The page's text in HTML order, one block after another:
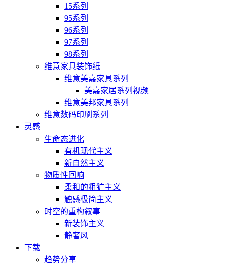
15系列
95系列
96系列
97系列
98系列
维意家具装饰纸
维意美嘉家具系列
美嘉家居系列视频
维意美邦家具系列
维意数码印刷系列
灵感
生命态进化
有机现代主义
新自然主义
物质性回响
柔和的粗犷主义
触感极简主义
时空的重构叙事
新装饰主义
静奢风
下载
趋势分享